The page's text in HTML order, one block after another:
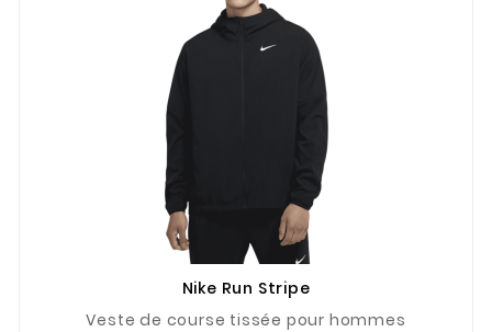
Nike Run Stripe
Veste de course tissée pour hommes